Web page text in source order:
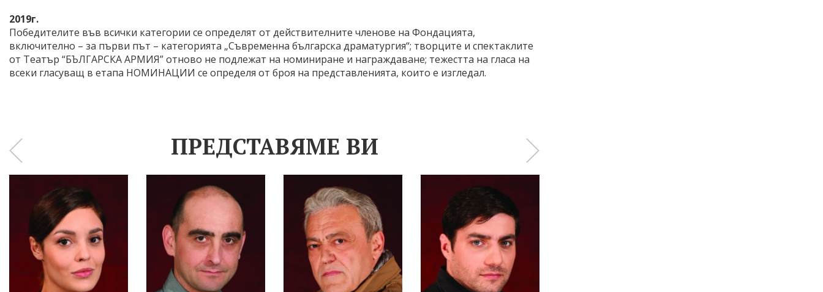
2019г.
Победителите във всички категории се определят от действителните членове на Фондацията,
включително – за първи път – категорията „Съвременна българска драматургия“; творците и спектаклите
от Театър “БЪЛГАРСКА АРМИЯ” отново не подлежат на номиниране и награждаване; тежестта на гласа на
всеки гласуващ в етапа НОМИНАЦИИ се определя от броя на представленията, които е изгледал.
ПРЕДСТАВЯМЕ ВИ
‹ ›